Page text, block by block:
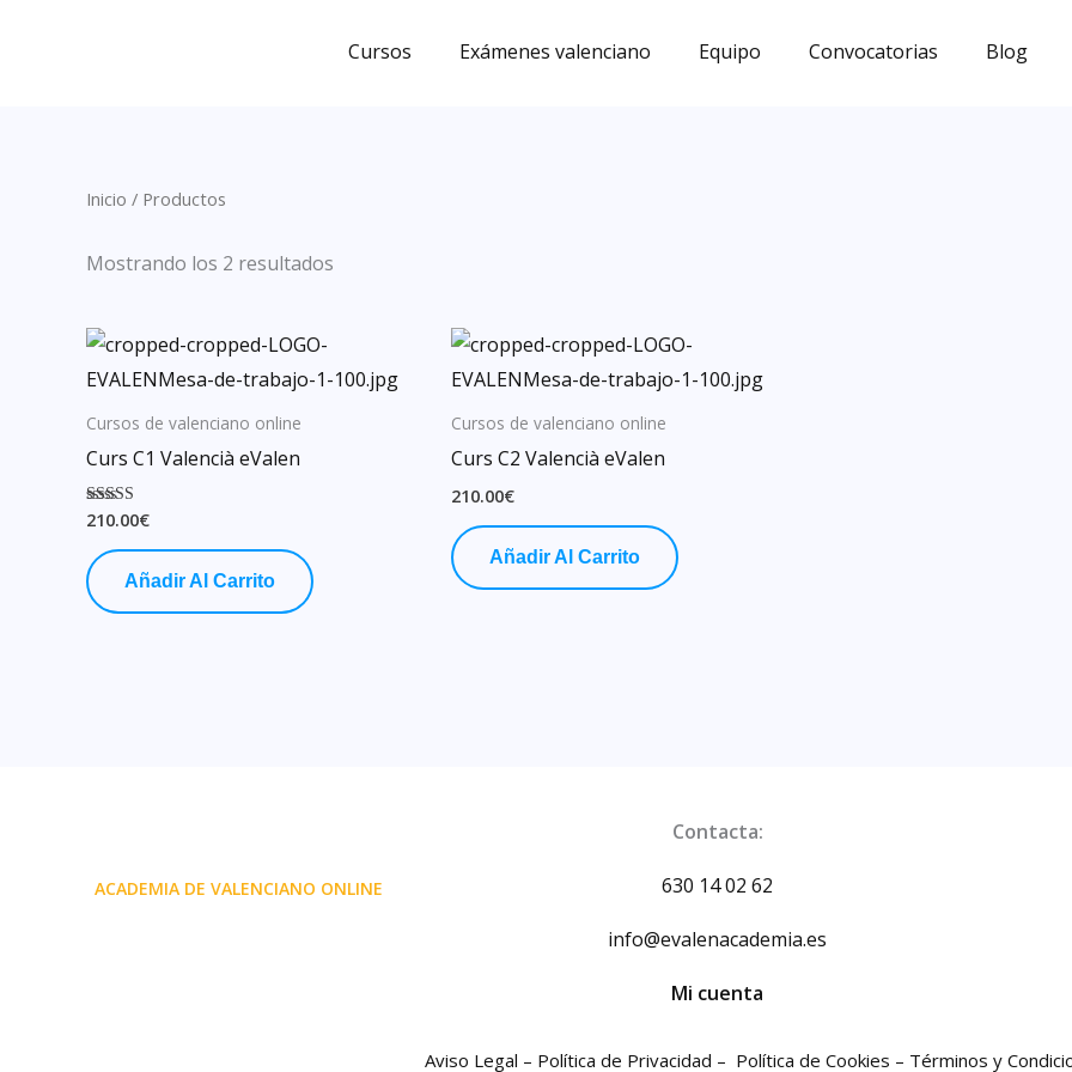
Cursos Exámenes valenciano Equipo Convocatorias Blog
Inicio / Productos
Mostrando los 2 resultados
Cursos de valenciano online
Curs C1 Valencià eValen
Valorado con
de 5
210.00€
Añadir Al Carrito
Cursos de valenciano online
Curs C2 Valencià eValen
210.00€
Añadir Al Carrito
ACADEMIA DE VALENCIANO ONLINE
Contacta:
630 14 02 62
info@evalenacademia.es
Mi cuenta
Aviso Legal – Política de Privacidad – Política de Cookies – Términos y